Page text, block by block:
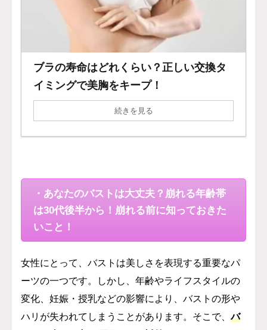
ブラの寿命はどれくらい？正しい交換タ
イミングで美胸をキープ！
続きを見る
・あなたのバストは大丈夫？崩れる年齢帯
は30代後半から！崩れる前に知っておきた
いこと！
女性にとって、バストは美しさを表現する重要なパ
ーツの一つです。しかし、年齢やライフスタイルの
変化、妊娠・授乳などの影響により、バストの形や
ハリが失われてしまうことがあります。そこで、バ